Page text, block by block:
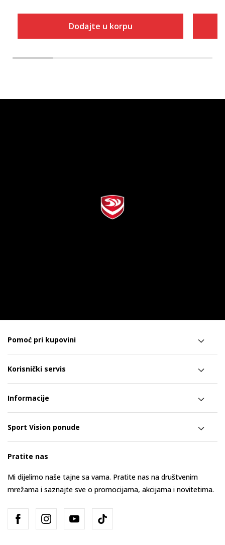
Dodajte u korpu
Pomoć pri kupovini
Korisnički servis
Informacije
Sport Vision ponude
Pratite nas
Mi dijelimo naše tajne sa vama. Pratite nas na društvenim
mrežama i saznajte sve o promocijama, akcijama i novitetima.